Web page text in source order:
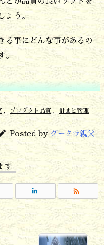
ょう。
る事にどんな事があるの
。
, プロダクト品質 , 計画と管理
Posted by グータラ親父
す
